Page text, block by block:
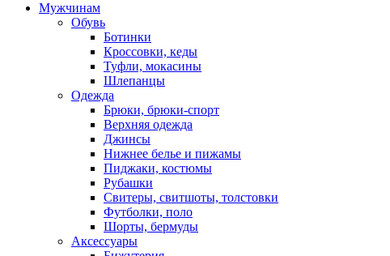
Мужчинам
Обувь
Ботинки
Кроссовки, кеды
Туфли, мокасины
Шлепанцы
Одежда
Брюки, брюки-спорт
Верхняя одежда
Джинсы
Нижнее белье и пижамы
Пиджаки, костюмы
Рубашки
Свитеры, свитшоты, толстовки
Футболки, поло
Шорты, бермуды
Аксессуары